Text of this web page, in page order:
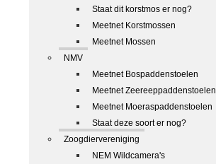
Staat dit korstmos er nog?
Meetnet Korstmossen
Meetnet Mossen
NMV
Meetnet Bospaddenstoelen
Meetnet Zeereeppaddenstoelen
Meetnet Moeraspaddenstoelen
Staat deze soort er nog?
Zoogdiervereniging
NEM Wildcamera's